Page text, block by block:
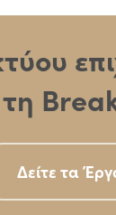
Δείτε τα